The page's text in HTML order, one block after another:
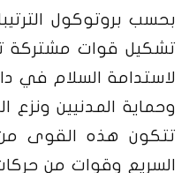
بحسب بروتوكول
تشكيل قوات مشتركة
لاستدامة السلام في
وحماية المدنيين ونزع
تتكون هذه القوى من
السريع وقوات من